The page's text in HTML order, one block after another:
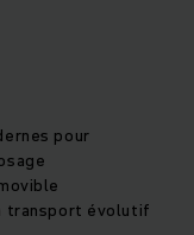
pour
transport évolutif